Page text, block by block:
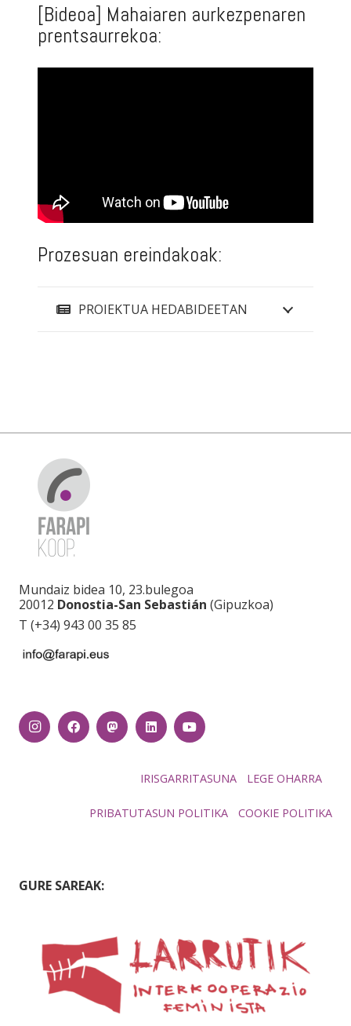
[Bideoa] Mahaiaren aurkezpenaren
prentsaurrekoa:
Prozesuan ereindakoak:
PROIEKTUA HEDABIDEETAN
Mundaiz bidea 10, 23.bulegoa
20012 Donostia-San Sebastián (Gipuzkoa)
T (+34) 943 00 35 85
IRISGARRITASUNA LEGE OHARRA
PRIBATUTASUN POLITIKA COOKIE POLITIKA
GURE SAREAK: